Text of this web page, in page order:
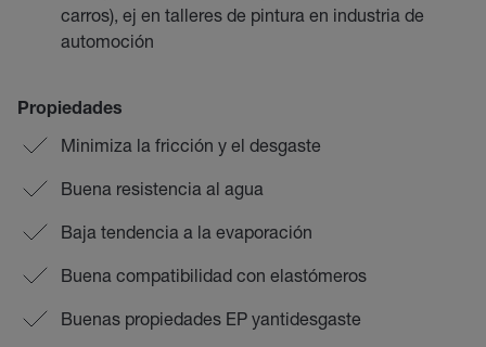
carros), ej en talleres de pintura en industria de
automoción
Propiedades
Minimiza la fricción y el desgaste
Buena resistencia al agua
Baja tendencia a la evaporación
Buena compatibilidad con elastómeros
Buenas propiedades EP yantidesgaste